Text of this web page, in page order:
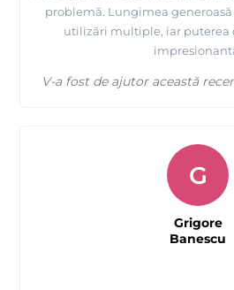
problemă. Lungimea
utilizări multiple, iar puterea
V-a fost de ajutor această
G
Grigore
Banescu